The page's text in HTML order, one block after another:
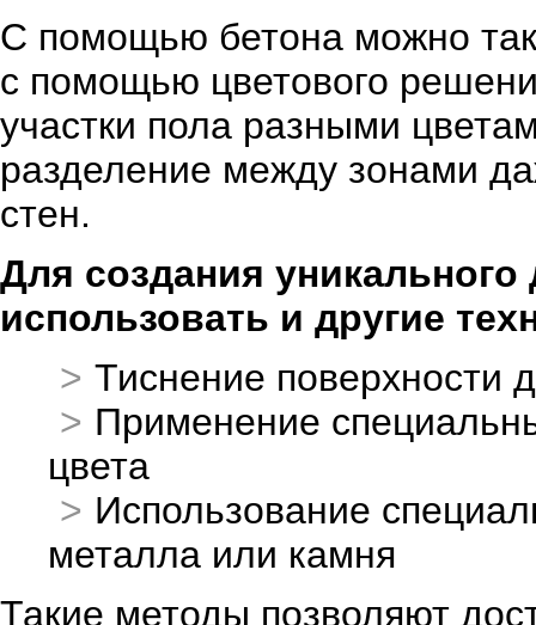
С помощью бетона можно
с помощью цветового
участки пола разными
разделение между зонами
стен.
Для создания
использовать и другие
Тиснение поверхности
Применение
цвета
Использование
металла или камня
Такие методы позволяют